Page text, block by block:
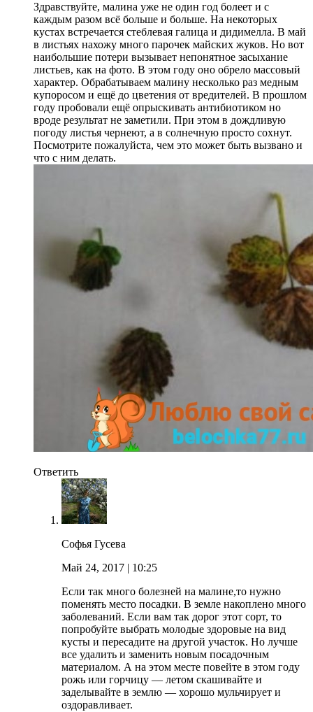
Здравствуйте, малина уже не один год болеет и с
каждым разом всё больше и больше. На некоторых
кустах встречается стеблевая галица и дидимелла. В май
в листьях нахожу много парочек майских жуков. Но вот
наибольшие потери вызывает непонятное засыхание
листьев, как на фото. В этом году оно обрело массовый
характер. Обрабатываем малину несколько раз медным
купоросом и ещё до цветения от вредителей. В прошлом
году пробовали ещё опрыскивать антибиотиком но
вроде результат не заметили. При этом в дождливую
погоду листья чернеют, а в солнечную просто сохнут.
Посмотрите пожалуйста, чем это может быть вызвано и
что с ним делать.
Ответить
Софья Гусева
Май 24, 2017 | 10:25
Если так много болезней на малине,то нужно
поменять место посадки. В земле накоплено много
заболеваний. Если вам так дорог этот сорт, то
попробуйте выбрать молодые здоровые на вид
кусты и пересадите на другой участок. Но лучше
все удалить и заменить новым посадочным
материалом. А на этом месте повейте в этом году
рожь или горчицу — летом скашивайте и
заделывайте в землю — хорошо мульчирует и
оздоравливает.